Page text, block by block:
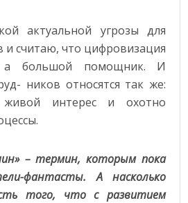
актуальной угрозы для
и считаю, что цифровизация
большой помощник. И
ников относятся так же:
интерес и охотно
– термин, которым пока
фантасты. А насколько
того, что с развитием